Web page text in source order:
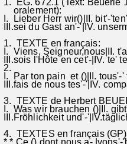
1. EG. 672.1 (Text: Beuerle
oralement):
I. Lieber Herr wir()|II. bit'-
III.sei du Gast an'-'|IV.
1. TEXTE en français:
I. Viens, Seigneur,nous|II.
III.sois l'Hôte en cet'-|IV. te'
2.
I. Par ton pain et ()|II. tous'-'
III.fais de nous tes'-'|IV.
3. TEXTE de Herbert
I. Was wir brauchen ()|II.
III.Fröhlichkeit und'-
4. TEXTES en français (GP)
* * Ce () dont nous a- |vons'-